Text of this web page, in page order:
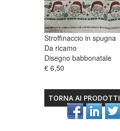
Stroffinaccio in spugna
Da ricamo
Disegno babbonatale
€ 6,50
TORNA AI PRODOTTI